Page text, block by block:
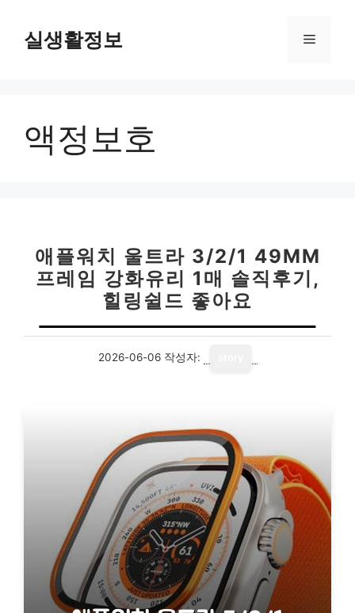
실생활정보 메
액정보호
애플워치 울트라 3/2/1 49MM
프레임 강화유리 1매 솔직후기,
힐링쉴드 좋아요
2026-06-06 작성자: